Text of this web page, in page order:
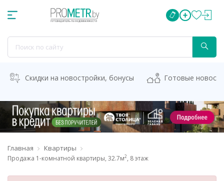
Скидки на новостройки, бонусы Готовые
Главная Квартиры
Продажа 1-комнатной квартиры, 32.7м2, 8 этаж